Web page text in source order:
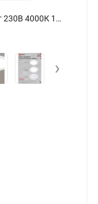
Панель светодиодная встраиваемая круглая RLP-BL 24Вт 230В 4000К 1440Лм 245мм с подсветкой белая IP20 IN HOME - Фото
›